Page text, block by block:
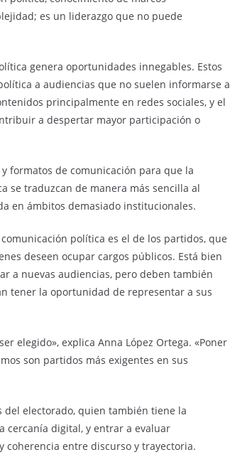
es un liderazgo que no puede
genera oportunidades innegables. Estos
a audiencias que no suelen informarse a
principalmente en redes sociales, y el
a despertar mayor participación o
formatos de comunicación para que la
se traduzcan de manera más sencilla al
en ámbitos demasiado institucionales.
política es el de los partidos, que
deseen ocupar cargos públicos. Está bien
a nuevas audiencias, pero deben también
tener la oportunidad de representar a sus
elegido», explica Anna López Ortega. «Poner
son partidos más exigentes en sus
del electorado, quien también tiene la
cercanía digital, y entrar a evaluar
entre discurso y trayectoria.